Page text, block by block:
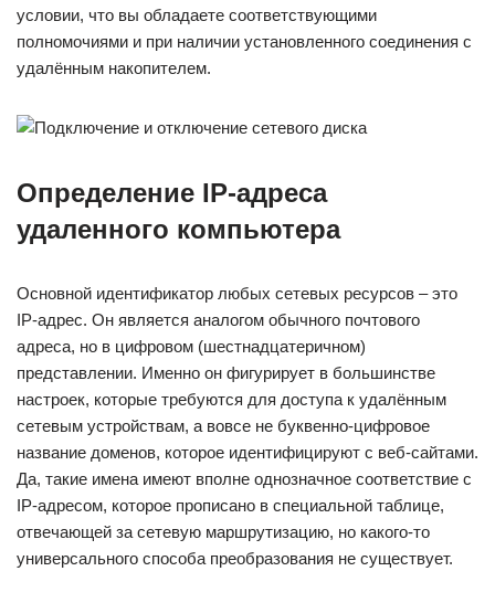
условии, что вы обладаете соответствующими
полномочиями и при наличии установленного соединения с
удалённым накопителем.
Определение IP-адреса
удаленного компьютера
Основной идентификатор любых сетевых ресурсов – это
IP-адрес. Он является аналогом обычного почтового
адреса, но в цифровом (шестнадцатеричном)
представлении. Именно он фигурирует в большинстве
настроек, которые требуются для доступа к удалённым
сетевым устройствам, а вовсе не буквенно-цифровое
название доменов, которое идентифицируют с веб-сайтами.
Да, такие имена имеют вполне однозначное соответствие с
IP-адресом, которое прописано в специальной таблице,
отвечающей за сетевую маршрутизацию, но какого-то
универсального способа преобразования не существует.